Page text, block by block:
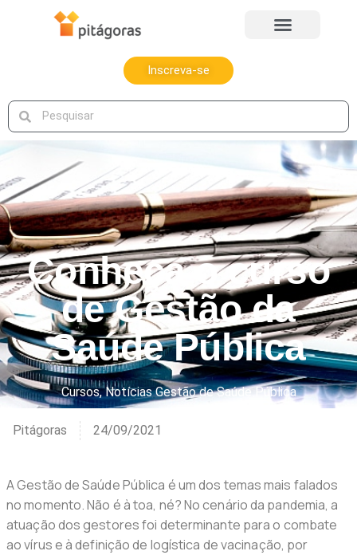
Inscreva-se
Conheça o curso
de Gestão da
Saúde Pública
Cursos,Notícias Gestão de Saúde Pública
Pitágoras 24/09/2021
A Gestão de Saúde Pública é um dos temas mais falados
no momento. Não é à toa, né? No cenário da pandemia, a
atuação dos gestores foi determinante para o combate
ao vírus e à definição de logística de vacinação, por